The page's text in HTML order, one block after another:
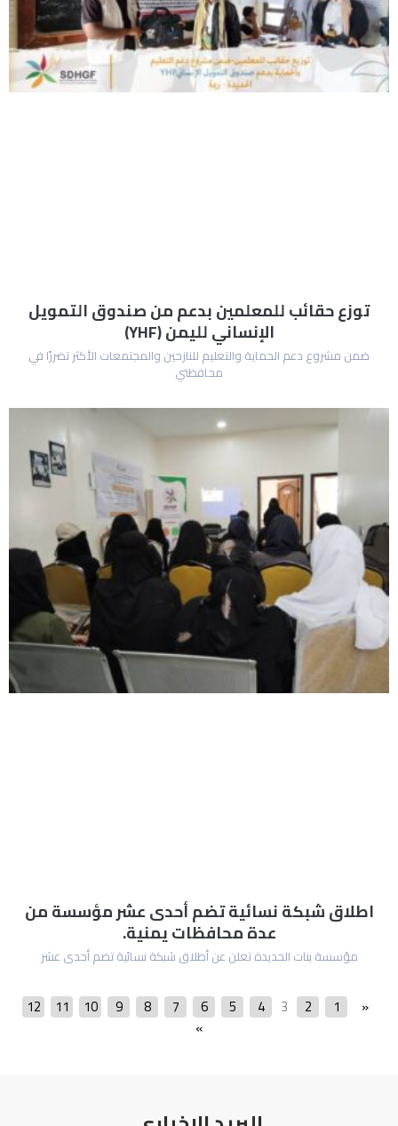
توزع حقائب للمعلمين بدعم من صندوق التمويل
الإنساني لليمن (YHF)
ضمن مشروع دعم الحماية والتعليم للنازحين والمجتمعات الأكثر تضررًا في
محافظتي
اطلاق شبكة نسائية تضم أحدى عشر مؤسسة من
عدة محافظات يمنية.
مؤسسة بنات الحديدة تعلن عن أطلاق شبكة نسائية تضم أحدى عشر
«
1
2
3
4
5
6
7
8
9
10
11
12
»